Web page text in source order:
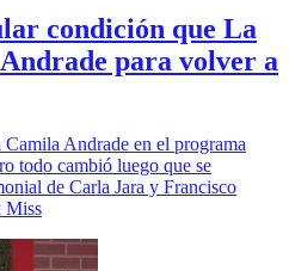
condición que La
para volver a
Camila Andrade en el programa
todo cambió luego que se
de Carla Jara y Francisco
Miss